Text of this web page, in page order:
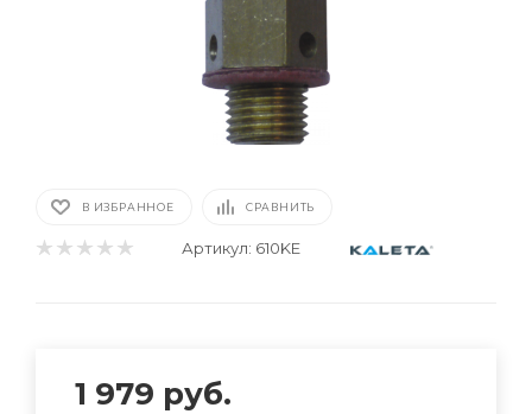
В ИЗБРАННОЕ СРАВНИТЬ
Артикул: 610KE
1 979 руб.